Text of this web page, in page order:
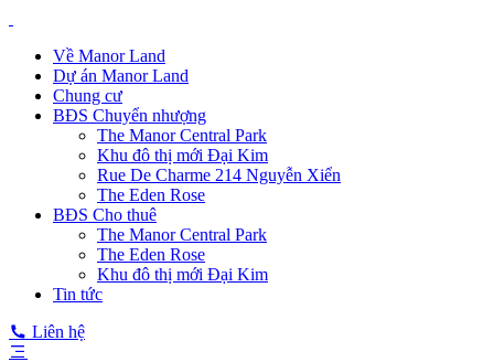
Về Manor Land
Dự án Manor Land
Chung cư
BĐS Chuyển nhượng
The Manor Central Park
Khu đô thị mới Đại Kim
Rue De Charme 214 Nguyễn Xiển
The Eden Rose
BĐS Cho thuê
The Manor Central Park
The Eden Rose
Khu đô thị mới Đại Kim
Tin tức
Liên hệ